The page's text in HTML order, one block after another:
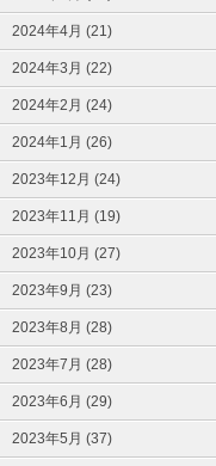
2024年4月 (21)
2024年3月 (22)
2024年2月 (24)
2024年1月 (26)
2023年12月 (24)
2023年11月 (19)
2023年10月 (27)
2023年9月 (23)
2023年8月 (28)
2023年7月 (28)
2023年6月 (29)
2023年5月 (37)